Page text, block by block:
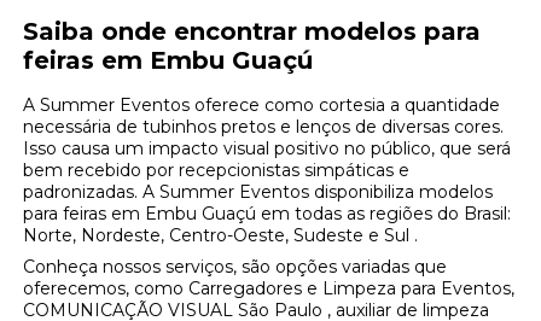
Saiba onde encontrar modelos para
feiras em Embu Guaçú
A Summer Eventos oferece como cortesia a quantidade
necessária de tubinhos pretos e lenços de diversas cores.
Isso causa um impacto visual positivo no público, que será
bem recebido por recepcionistas simpáticas e
padronizadas. A Summer Eventos disponibiliza modelos
para feiras em Embu Guaçú em todas as regiões do Brasil:
Norte, Nordeste, Centro-Oeste, Sudeste e Sul .
Conheça nossos serviços, são opções variadas que
oferecemos, como Carregadores e Limpeza para Eventos,
COMUNICAÇÃO VISUAL São Paulo , auxiliar de limpeza